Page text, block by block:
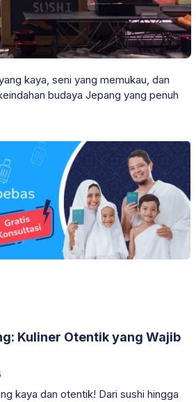
kaya, seni yang memukau, dan
budaya Jepang yang penuh
Kuliner Otentik yang Wajib
kaya dan otentik! Dari sushi hingga